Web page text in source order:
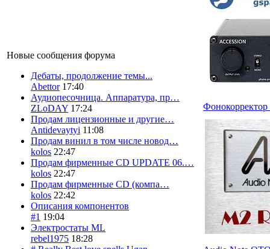
Новые сообщения форума
Дебаты, продолжение темы...
Abettor 17:40
Аудиопесочница. Аппаратура, пр…
ZLoDAY 17:24
Продам лицензионные и другие…
Antidevaytyi 11:08
Продам винил в том числе новод…
kolos 22:47
Продам фирменные CD UPDATE 06.…
kolos 22:47
Продам фирменные CD (компа…
kolos 22:42
Описания компонентов
#1 19:04
Электростаты ML
rebel1975 18:28